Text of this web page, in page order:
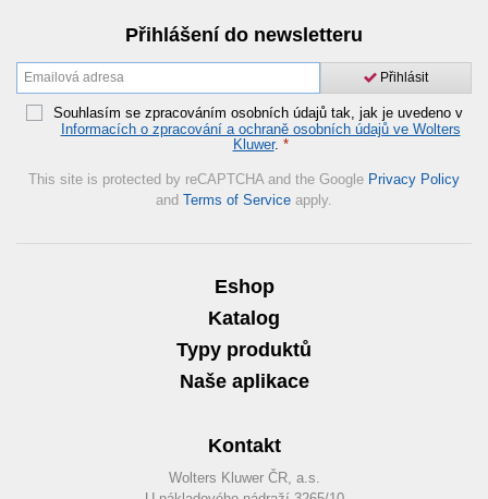
Přihlášení do newsletteru
Přihlásit
Souhlasím se zpracováním osobních údajů tak, jak je uvedeno v
Informacích o zpracování a ochraně osobních údajů ve Wolters
Kluwer. *
This site is protected by reCAPTCHA and the Google Privacy Policy
and Terms of Service apply.
Eshop
Katalog
Typy produktů
Naše aplikace
Kontakt
Wolters Kluwer ČR, a.s.